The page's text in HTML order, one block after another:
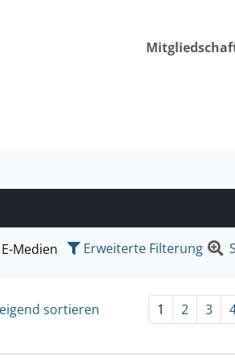
suchen wollen.
E-Medien Erweiterte Filterung
sortieren 1 2 3